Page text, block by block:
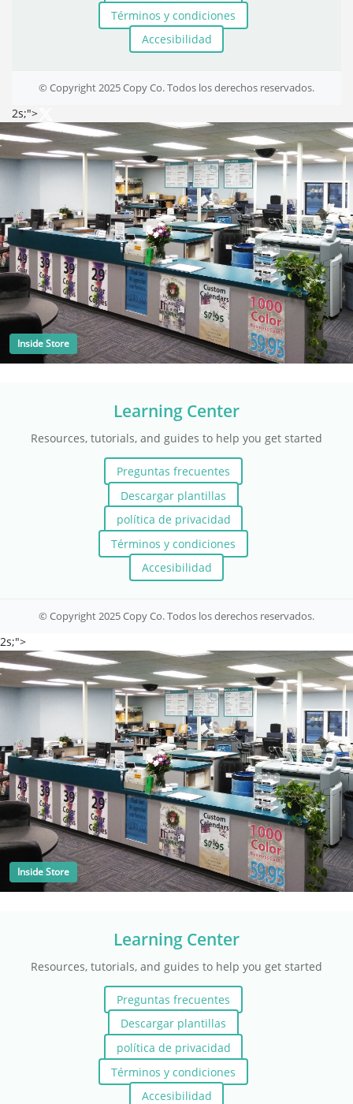
Términos y condiciones
Accesibilidad
© Copyright 2025 Copy Co. Todos los derechos reservados.
2s;">
Inside Store
Learning Center
Resources, tutorials, and guides to help you get started
Preguntas frecuentes
Descargar plantillas
política de privacidad
Términos y condiciones
Accesibilidad
© Copyright 2025 Copy Co. Todos los derechos reservados.
2s;">
Inside Store
Learning Center
Resources, tutorials, and guides to help you get started
Preguntas frecuentes
Descargar plantillas
política de privacidad
Términos y condiciones
Accesibilidad